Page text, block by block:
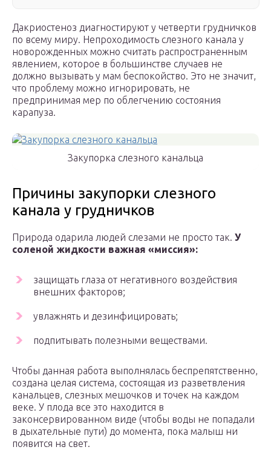
Дакриостеноз диагностируют у четверти грудничков
по всему миру. Непроходимость слезного канала у
новорожденных можно считать распространенным
явлением, которое в большинстве случаев не
должно вызывать у мам беспокойство. Это не значит,
что проблему можно игнорировать, не
предпринимая мер по облегчению состояния
карапуза.
Закупорка слезного канальца
Причины закупорки слезного
канала у грудничков
Природа одарила людей слезами не просто так. У
соленой жидкости важная «миссия»:
защищать глаза от негативного воздействия
внешних факторов;
увлажнять и дезинфицировать;
подпитывать полезными веществами.
Чтобы данная работа выполнялась беспрепятственно,
создана целая система, состоящая из разветвления
канальцев, слезных мешочков и точек на каждом
веке. У плода все это находится в
законсервированном виде (чтобы воды не попадали
в дыхательные пути) до момента, пока малыш ни
появится на свет.